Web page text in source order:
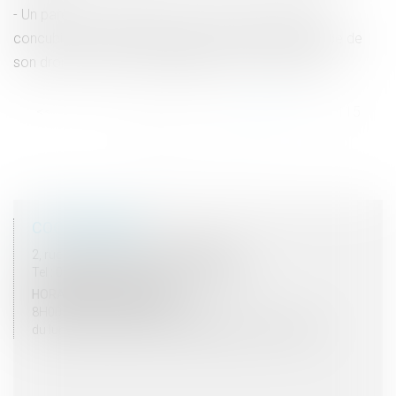
Un parent peut-il refuser de confier ses enfants au
concubin de l'autre parent dans le cadre de l'exercice de
son droit de visite et d'hébergement ? | Net-iris 2017